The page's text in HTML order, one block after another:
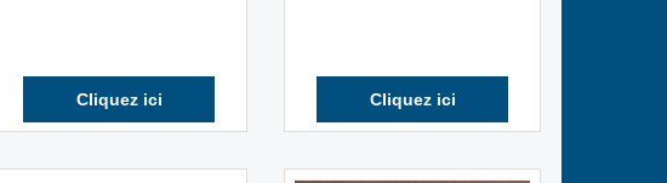
Cliquez ici Cliquez ici